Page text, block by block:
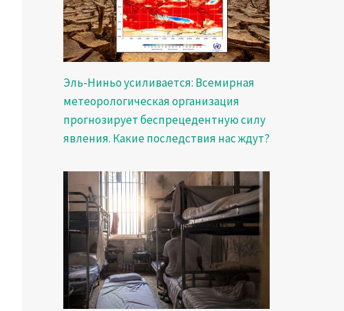
Эль-Ниньо усиливается: Всемирная
метеорологическая организация
прогнозирует беспрецедентную силу
явления. Какие последствия нас ждут?